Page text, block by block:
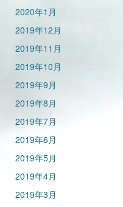
2020年1月
2019年12月
2019年11月
2019年10月
2019年9月
2019年8月
2019年7月
2019年6月
2019年5月
2019年4月
2019年3月